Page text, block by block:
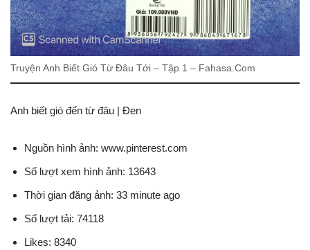
Truyện Anh Biết Gió Từ Đâu Tới – Tập 1 – Fahasa.Com
Anh biết gió đến từ đâu | Đen
Nguồn hình ảnh: www.pinterest.com
Số lượt xem hình ảnh: 13643
Thời gian đăng ảnh: 33 minute ago
Số lượt tải: 74118
Likes: 8340